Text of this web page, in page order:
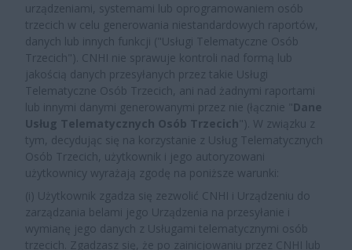
urządzeniami, systemami lub oprogramowaniem osób
trzecich w celu generowania niestandardowych raportów,
danych lub innych funkcji ("Usługi Telematyczne Osób
Trzecich "). CNHI nie sprawuje kontroli nad formą lub
jakością danych przesyłanych przez takie Usługi
Telematyczne Osób Trzecich, ani nad żadnymi raportami
lub innymi danymi generowanymi przez nie (łącznie "Dane
Usług Telematycznych Osób Trzecich "). W związku z
tym, decydując się na korzystanie z Usług Telematycznych
Osób Trzecich, użytkownik i jego autoryzowani
użytkownicy wyrażają zgodę na poniższe warunki:
(i) Użytkownik zgadza się zezwolić CNHI i Urządzeniu do
zarządzania belami jego Urządzenia na przesyłanie i
wymianę jego danych z Usługami telematycznymi osób
trzecich. Zgadzasz się, że po zainicjowaniu przez CNHI lub